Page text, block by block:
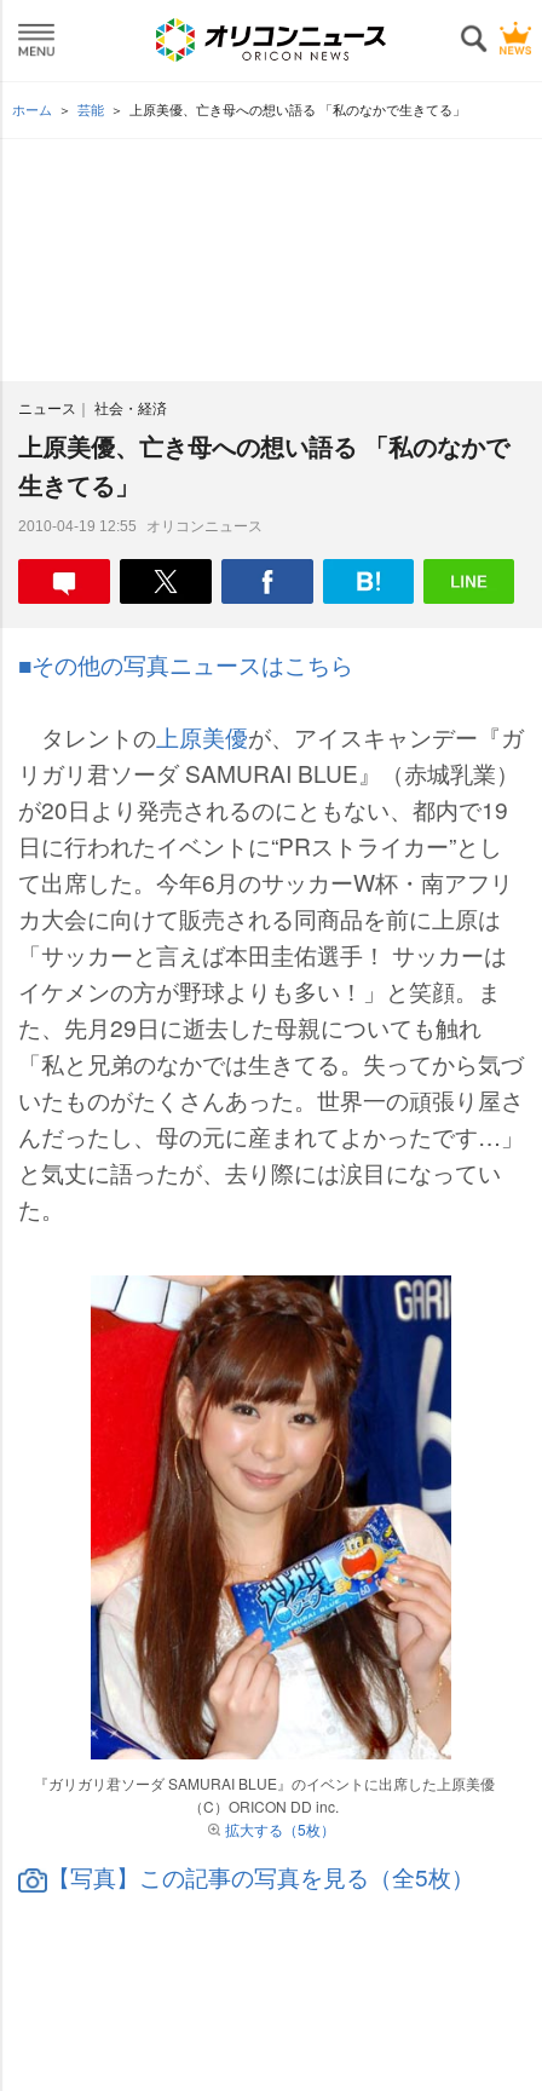
ホーム 芸能 上原美優、亡き母への想い語る 「私のなかで生きてる」
ニュース 社会・経済
上原美優、亡き母への想い語る 「私のなかで
生きてる」
2010-04-19 12:55 オリコンニュース
■その他の写真ニュースはこちら
タレントの 上原美優が、アイスキャンデー『ガ
リガリ君ソーダ SAMURAI BLUE』（赤城乳業）
が20日より発売されるのにともない、都内で19
日に行われたイベントに“PRストライカー”とし
て出席した。今年6月のサッカーW杯・南アフリ
カ大会に向けて販売される同商品を前に上原は
「サッカーと言えば本田圭佑選手！ サッカーは
イケメンの方が野球よりも多い！」と笑顔。ま
た、先月29日に逝去した母親についても触れ
「私と兄弟のなかでは生きてる。失ってから気づ
いたものがたくさんあった。世界一の頑張り屋さ
んだったし、母の元に産まれてよかったです…」
と気丈に語ったが、去り際には涙目になってい
た。
『ガリガリ君ソーダ SAMURAI BLUE』のイベントに出席した上原美優
（C）ORICON DD inc.
拡大する（5枚）
【写真】この記事の写真を見る（全5枚）